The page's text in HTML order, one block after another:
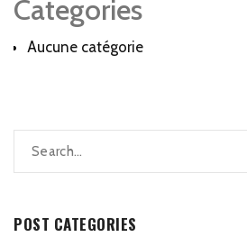
Categories
Aucune catégorie
POST CATEGORIES